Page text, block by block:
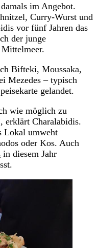
im Angebot.
Curry-Wurst und
vor fünf Jahren das
der junge
Bifteki, Moussaka,
Mezedes – typisch
gelandet.
wie möglich zu
erklärt Charalabidis.
Lokal umweht
oder Kos. Auch
in diesem Jahr